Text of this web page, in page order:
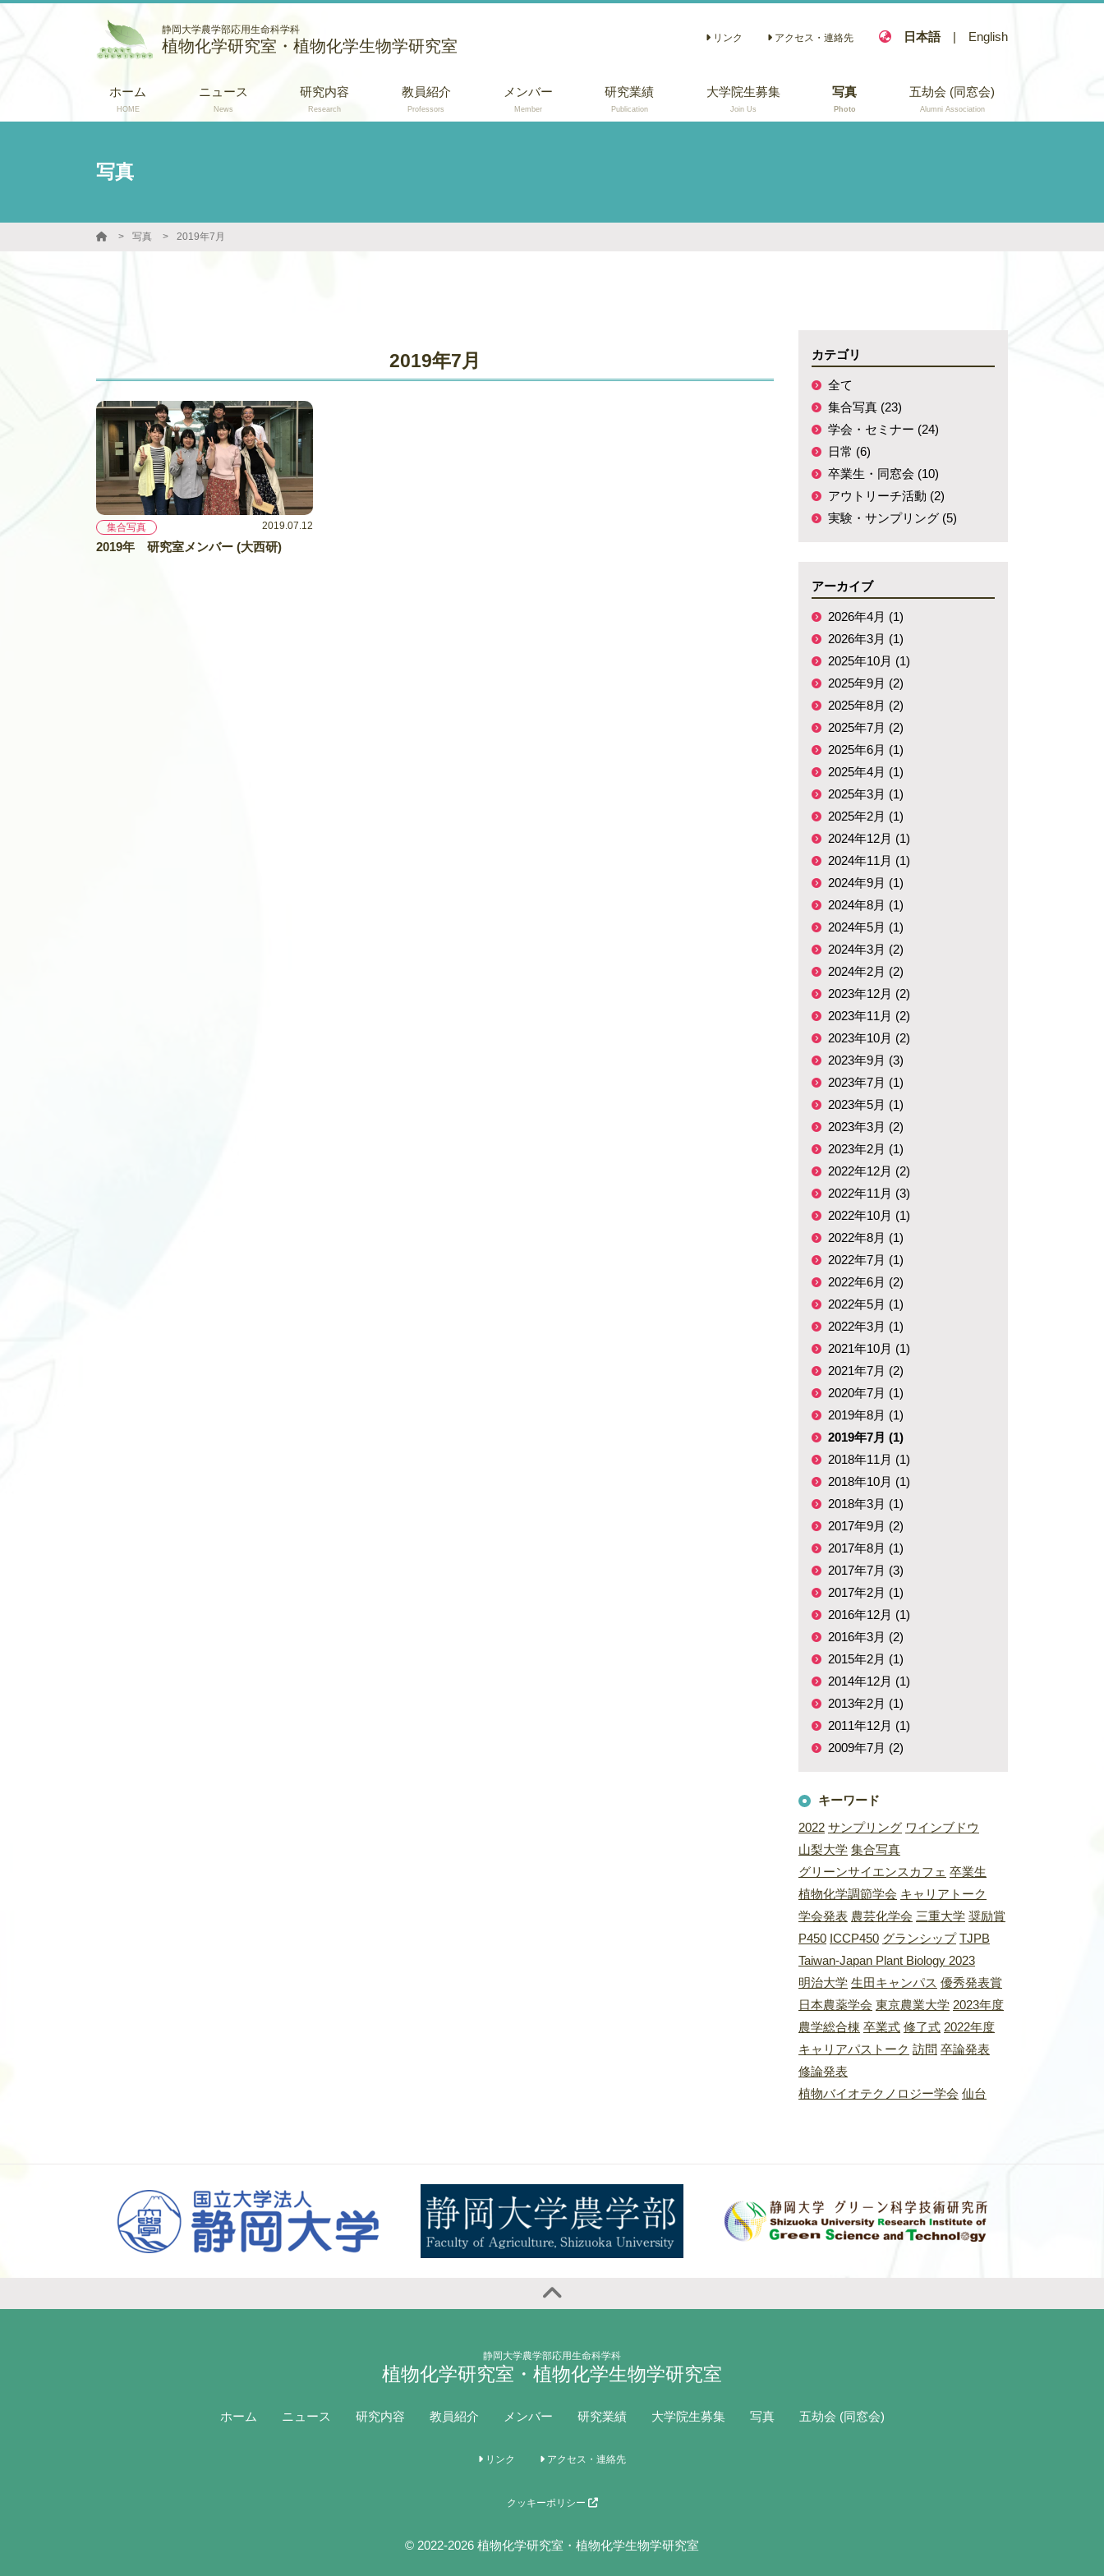
静岡大学農学部応用生命科学科
植物化学研究室・植物化学生物学研究室 リンク アクセス・連絡先 日本語 | English
ホーム
HOME
ニュース
News
研究内容
Research
教員紹介
Professors
メンバー
Member
研究業績
Publication
大学院生募集
Join Us
写真
Photo
五劫会 (同窓会)
Alumni Association
写真
写真 2019年7月
2019年7月
集合写真 2019.07.12
2019年 研究室メンバー (大西研)
カテゴリ
全て
集合写真 (23)
学会・セミナー (24)
日常 (6)
卒業生・同窓会 (10)
アウトリーチ活動 (2)
実験・サンプリング (5)
アーカイブ
2026年4月 (1)
2026年3月 (1)
2025年10月 (1)
2025年9月 (2)
2025年8月 (2)
2025年7月 (2)
2025年6月 (1)
2025年4月 (1)
2025年3月 (1)
2025年2月 (1)
2024年12月 (1)
2024年11月 (1)
2024年9月 (1)
2024年8月 (1)
2024年5月 (1)
2024年3月 (2)
2024年2月 (2)
2023年12月 (2)
2023年11月 (2)
2023年10月 (2)
2023年9月 (3)
2023年7月 (1)
2023年5月 (1)
2023年3月 (2)
2023年2月 (1)
2022年12月 (2)
2022年11月 (3)
2022年10月 (1)
2022年8月 (1)
2022年7月 (1)
2022年6月 (2)
2022年5月 (1)
2022年3月 (1)
2021年10月 (1)
2021年7月 (2)
2020年7月 (1)
2019年8月 (1)
2019年7月 (1)
2018年11月 (1)
2018年10月 (1)
2018年3月 (1)
2017年9月 (2)
2017年8月 (1)
2017年7月 (3)
2017年2月 (1)
2016年12月 (1)
2016年3月 (2)
2015年2月 (1)
2014年12月 (1)
2013年2月 (1)
2011年12月 (1)
2009年7月 (2)
キーワード
2022 サンプリング ワインブドウ
山梨大学 集合写真
グリーンサイエンスカフェ 卒業生
植物化学調節学会 キャリアトーク
学会発表 農芸化学会 三重大学 奨励賞
P450 ICCP450 グランシップ TJPB
Taiwan-Japan Plant Biology 2023
明治大学 生田キャンパス 優秀発表賞
日本農薬学会 東京農業大学 2023年度
農学総合棟 卒業式 修了式 2022年度
キャリアパストーク 訪問 卒論発表
修論発表
植物バイオテクノロジー学会 仙台
静岡大学農学部応用生命科学科
植物化学研究室・植物化学生物学研究室
ホーム ニュース 研究内容 教員紹介 メンバー 研究業績 大学院生募集 写真 五劫会 (同窓会)
リンク アクセス・連絡先
クッキーポリシー
© 2022-2026 植物化学研究室・植物化学生物学研究室